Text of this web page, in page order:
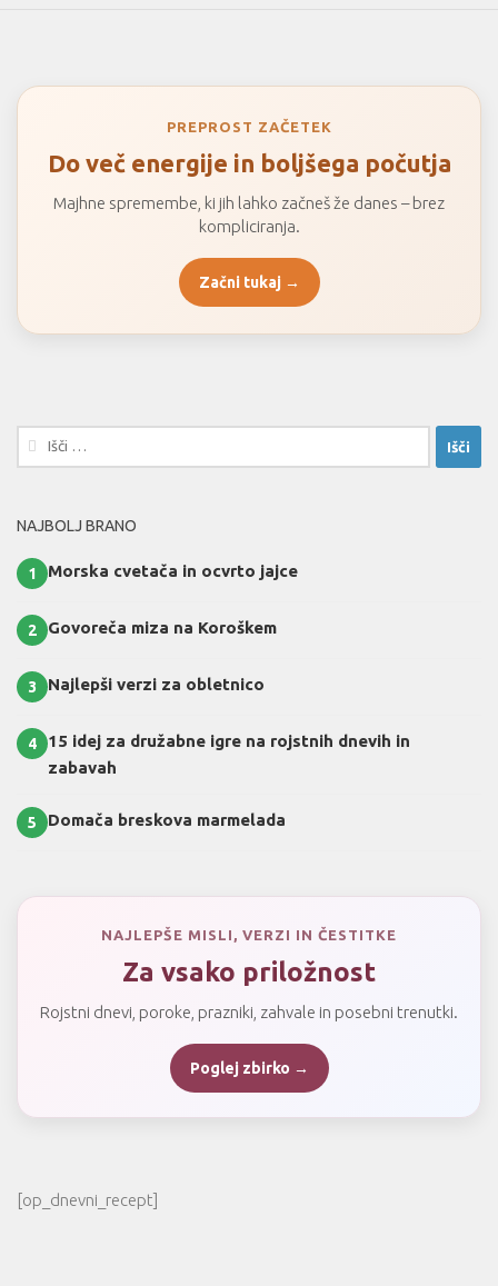
PREPROST ZAČETEK
Do več energije in boljšega počutja
Majhne spremembe, ki jih lahko začneš že danes – brez
kompliciranja.
Začni tukaj →
Išči:
NAJBOLJ BRANO
1 Morska cvetača in ocvrto jajce
2 Govoreča miza na Koroškem
3 Najlepši verzi za obletnico
4
15 idej za družabne igre na rojstnih dnevih in
zabavah
5 Domača breskova marmelada
NAJLEPŠE MISLI, VERZI IN ČESTITKE
Za vsako priložnost
Rojstni dnevi, poroke, prazniki, zahvale in posebni trenutki.
Poglej zbirko →
[op_dnevni_recept]